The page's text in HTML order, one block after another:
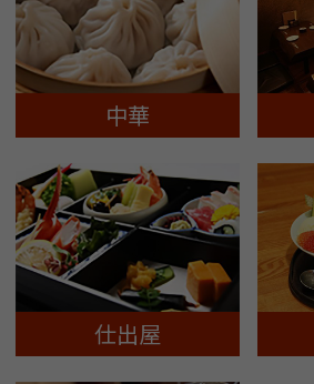
中華
仕出屋